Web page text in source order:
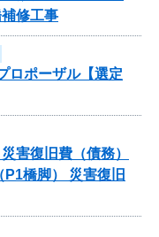
修工事
ロポーザル【選定
害復旧費（債務）
P1橋脚） 災害復旧